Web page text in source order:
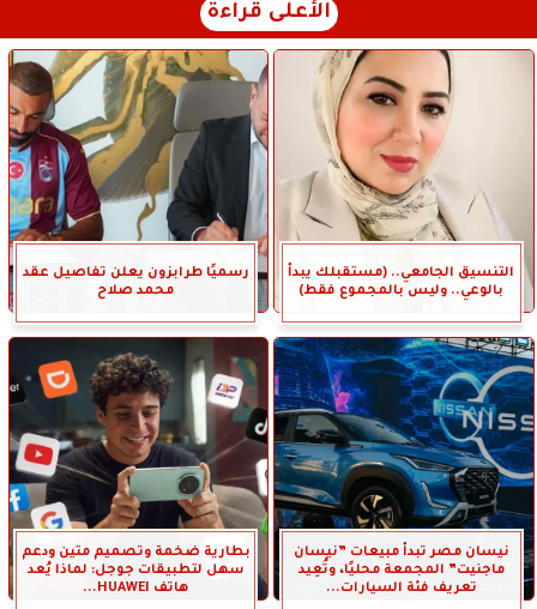
الأعلى قراءة
التنسيق الجامعي.. (مستقبلك يبدأ
بالوعي.. وليس بالمجموع فقط)
رسميًا طرابزون يعلن تفاصيل عقد
محمد صلاح
نيسان مصر تبدأ مبيعات ”نيسان
ماجنيت” المجمعة محليًا، وتُعِيد
تعريف فئة السيارات...
بطارية ضخمة وتصميم متين ودعم
سهل لتطبيقات جوجل: لماذا يُعد
هاتف HUAWEI...